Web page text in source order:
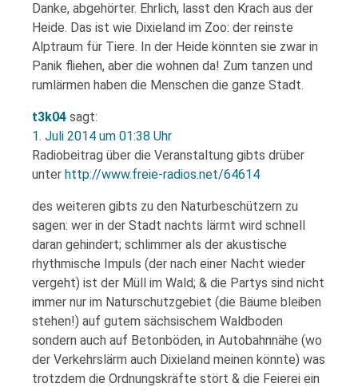
Danke, abgehörter. Ehrlich, lasst den Krach aus der
Heide. Das ist wie Dixieland im Zoo: der reinste
Alptraum für Tiere. In der Heide könnten sie zwar in
Panik fliehen, aber die wohnen da! Zum tanzen und
rumlärmen haben die Menschen die ganze Stadt.
t3k04 sagt:
1. Juli 2014 um 01:38 Uhr
Radiobeitrag über die Veranstaltung gibts drüber
unter http://www.freie-radios.net/64614
des weiteren gibts zu den Naturbeschützern zu
sagen: wer in der Stadt nachts lärmt wird schnell
daran gehindert; schlimmer als der akustische
rhythmische Impuls (der nach einer Nacht wieder
vergeht) ist der Müll im Wald; & die Partys sind nicht
immer nur im Naturschutzgebiet (die Bäume bleiben
stehen!) auf gutem sächsischem Waldboden
sondern auch auf Betonböden, in Autobahnnähe (wo
der Verkehrslärm auch Dixieland meinen könnte) was
trotzdem die Ordnungskräfte stört & die Feierei ein